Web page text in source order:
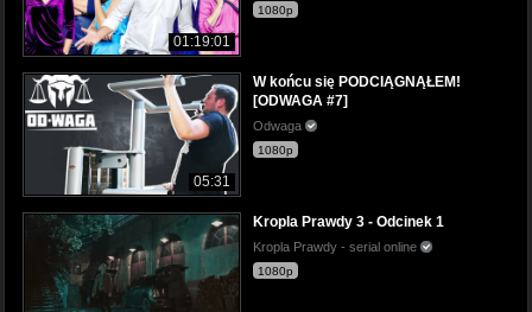
01:19:01
1080p
05:31
W końcu się PODCIĄGNĄŁEM!
[ODWAGA #7]
Odwaga
1080p
Kropla Prawdy 3 - Odcinek 1
Kropla Prawdy - serial online
1080p